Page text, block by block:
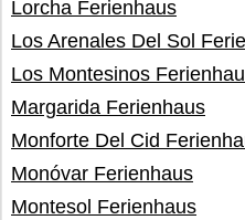
Lorcha Ferienhaus
Los Arenales Del Sol
Los Montesinos
Margarida Ferienhaus
Monforte Del Cid
Monóvar Ferienhaus
Montesol Ferienhaus